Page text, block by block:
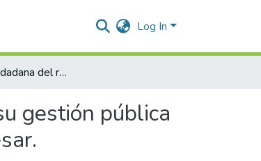
Log In
Percepción ciudadana del rol político ejecutivo de la mujer y su gestión pública en favor de su género en el municipio de Agustín Codazzi, Cesar.
gestión pública